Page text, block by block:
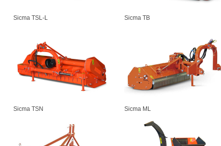
Sicma TSL-L Sicma TB
Sicma TSN Sicma ML